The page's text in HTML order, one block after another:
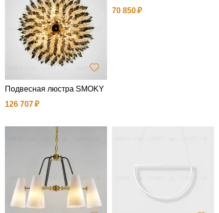
Подвесная люстра SMOKY
126 707
70 850